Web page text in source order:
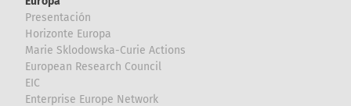
Presentación
Horizonte Europa
Marie Sklodowska-Curie Actions
European Research Council
EIC
Enterprise Europe Network